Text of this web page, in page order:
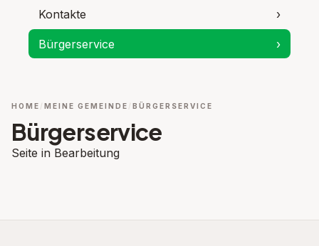
Kontakte ›
Bürgerservice ›
HOME MEINE GEMEINDE BÜRGERSERVICE
Bürgerservice
Seite in Bearbeitung